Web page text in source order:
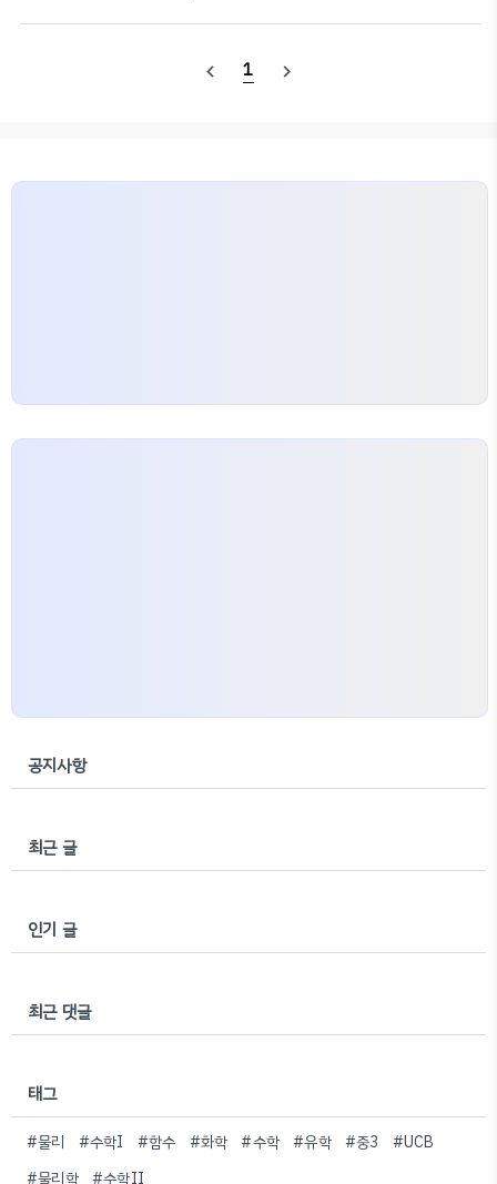
navigate_before 1 navigate_next
공지사항
최근 글
인기 글
최근 댓글
태그
#물리 #수학I #함수 #화학 #수학 #유학 #중3
#UCB
#물리학 #수학II